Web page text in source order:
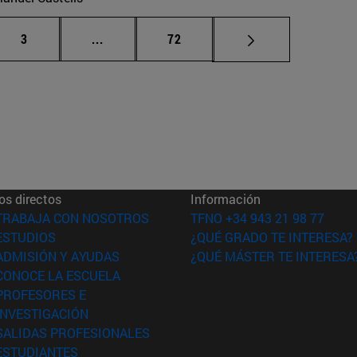
Página
3 ... Páginas intermedias Use TAB para
Página
72
directos
CON NOSOTROS (abre en nueva ventana)
(abre en nueva ventana)
Y AYUDAS (abre en nueva ventana)
LA ESCUELA(abre en nueva ventana)
E
PROFESIONALES
Información
TFNO +34 943 21 98 77
¿QUÉ GRADO TE INTERESA?
¿QUÉ MÁSTER TE